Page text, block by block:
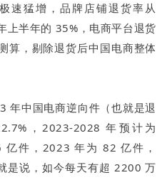
速猛增，品牌店铺退货率从
半年的 35%，电商平台退货
算，剔除退货后中国电商整体
年中国电商逆向件（也就是退
，2023-2028 年预计为
件，2023 年为 82 亿件，
是说，如今每天有超 2200 万